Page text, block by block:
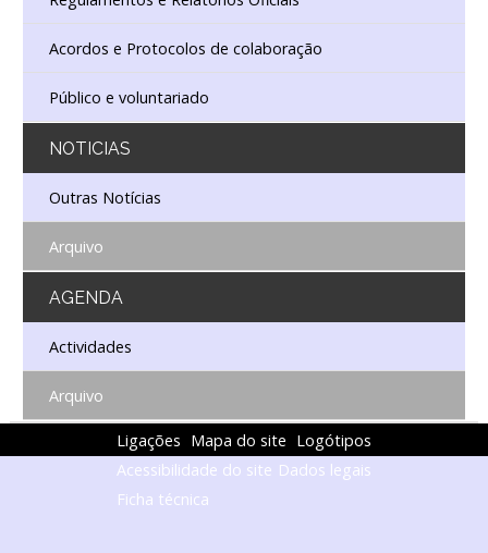
Acordos e Protocolos de colaboração
Público e voluntariado
NOTICIAS
Outras Notícias
Arquivo
AGENDA
Actividades
Arquivo
Ligações Mapa do site Logótipos
Acessibilidade do site Dados legais
Ficha técnica